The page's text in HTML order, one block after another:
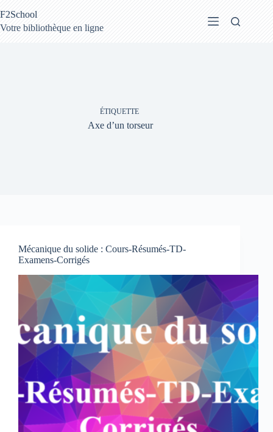
au
contenu
F2School
Votre bibliothèque en ligne
ÉTIQUETTE
Axe d’un torseur
Mécanique du solide : Cours-Résumés-TD-
Examens-Corrigés